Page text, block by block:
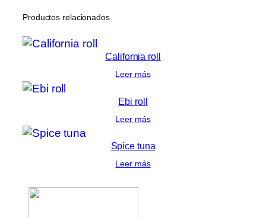
Productos relacionados
California roll
Leer más
Ebi roll
Leer más
Spice tuna
Leer más